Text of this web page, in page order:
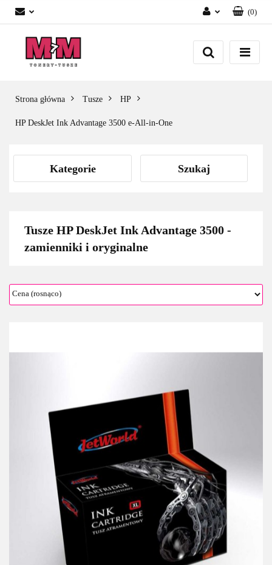
Zaloguj się
Załóż konto
(0)
Strona główna Tusze HP
HP DeskJet Ink Advantage 3500 e-All-in-One
Kategorie Szukaj
Tusze HP DeskJet Ink Advantage 3500 -
zamienniki i oryginalne